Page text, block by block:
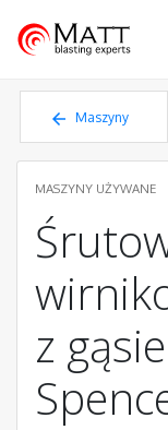
Matt - blasting
Maszyny
MASZYNY UŻYWANE
z